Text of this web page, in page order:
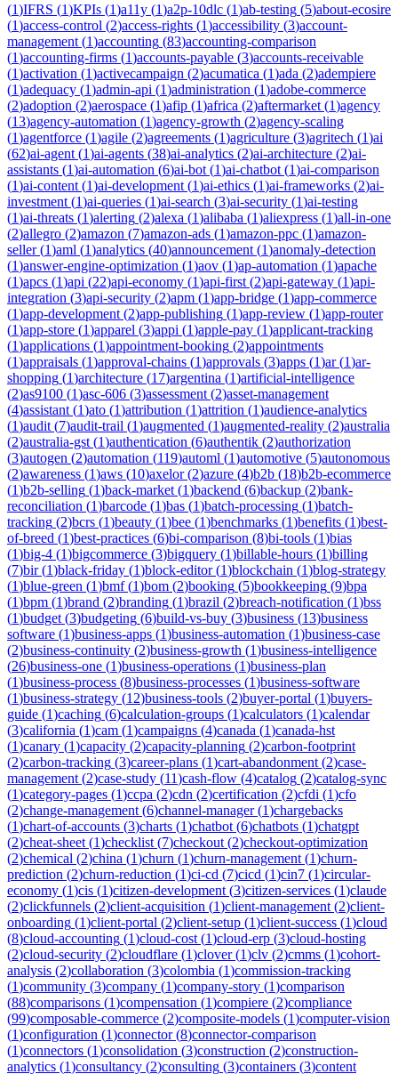
(1)IFRS (1)KPIs (1)a11y (1)a2p-10dlc (1)ab-testing (5)about-ecosire
(1)access-control (2)access-rights (1)accessibility (3)account-
management (1)accounting (83)accounting-comparison
(1)accounting-firms (1)accounts-payable (3)accounts-receivable
(1)activation (1)activecampaign (2)acumatica (1)ada (2)adempiere
(1)adequacy (1)admin-api (1)administration (1)adobe-commerce
(2)adoption (2)aerospace (1)afip (1)africa (2)aftermarket (1)agency
(13)agency-automation (1)agency-growth (2)agency-scaling
(1)agentforce (1)agile (2)agreements (1)agriculture (3)agritech (1)ai
(62)ai-agent (1)ai-agents (38)ai-analytics (2)ai-architecture (2)ai-
assistants (1)ai-automation (6)ai-bot (1)ai-chatbot (1)ai-comparison
(1)ai-content (1)ai-development (1)ai-ethics (1)ai-frameworks (2)ai-
investment (1)ai-queries (1)ai-search (3)ai-security (1)ai-testing
(1)ai-threats (1)alerting (2)alexa (1)alibaba (1)aliexpress (1)all-in-one
(2)allegro (2)amazon (7)amazon-ads (1)amazon-ppc (1)amazon-
seller(1)aml (1)analytics (40)announcement (1)anomaly-detection
(1)answer-engine-optimization (1)aov (1)ap-automation (1)apache
(1)apcs (1)api (22)api-economy (1)api-first (2)api-gateway (1)api-
integration (3)api-security (2)apm (1)app-bridge (1)app-commerce
(1)app-development (2)app-publishing (1)app-review (1)app-router
(1)app-store (1)apparel (3)appi (1)apple-pay (1)applicant-tracking
(1)applications (1)appointment-booking (2)appointments
(1)appraisals (1)approval-chains (1)approvals (3)apps (1)ar(1)ar-
shopping (1)architecture (17)argentina (1)artificial-intelligence
(2)as9100 (1)asc-606 (3)assessment (2)asset-management
(4)assistant (1)ato (1)attribution (1)attrition (1)audience-analytics
(1)audit (7)audit-trail (1)augmented (1)augmented-reality (2)australia
(2)australia-gst (1)authentication (6)authentik (2)authorization
(3)autogen (2)automation (119)automl (1)automotive (5)autonomous
(2)awareness (1)aws (10)axelor(2)azure (4)b2b (18)b2b-ecommerce
(1)b2b-selling (1)back-market (1)backend (6)backup (2)bank-
reconciliation (1)barcode (1)bas (1)batch-processing (1)batch-
tracking (2)bcrs (1)beauty (1)bee (1)benchmarks (1)benefits (1)best-
of-breed (1)best-practices (6)bi-comparison (8)bi-tools (1)bias
(1)big-4 (1)bigcommerce (3)bigquery (1)billable-hours (1)billing
(7)bir(1)black-friday (1)block-editor(1)blockchain (1)blog-strategy
(1)blue-green (1)bmf(1)bom (2)booking (5)bookkeeping (9)bpa
(1)bpm (1)brand (2)branding (1)brazil (2)breach-notification (1)bss
(1)budget (3)budgeting (6)build-vs-buy (3)business (13)business
software (1)business-apps (1)business-automation (1)business-case
(2)business-continuity (2)business-growth (1)business-intelligence
(26)business-one (1)business-operations (1)business-plan
(1)business-process (8)business-processes (1)business-software
(1)business-strategy (12)business-tools (2)buyer-portal (1)buyers-
guide (1)caching (6)calculation-groups (1)calculators (1)calendar
(3)california (1)cam (1)campaigns (4)canada (1)canada-hst
(1)canary (1)capacity (2)capacity-planning (2)carbon-footprint
(2)carbon-tracking (3)career-plans (1)cart-abandonment (2)case-
management (2)case-study (11)cash-flow (4)catalog (2)catalog-sync
(1)category-pages (1)ccpa (2)cdn (2)certification (2)cfdi (1)cfo
(2)change-management (6)channel-manager(1)chargebacks
(1)chart-of-accounts (3)charts (1)chatbot (6)chatbots (1)chatgpt
(2)cheat-sheet (1)checklist (7)checkout (2)checkout-optimization
(2)chemical (2)china (1)churn (1)churn-management (1)churn-
prediction (2)churn-reduction (1)ci-cd (7)cicd (1)cin7 (1)circular-
economy (1)cis (1)citizen-development (3)citizen-services (1)claude
(2)clickfunnels (2)client-acquisition (1)client-management (2)client-
onboarding (1)client-portal (2)client-setup (1)client-success (1)cloud
(8)cloud-accounting (1)cloud-cost (1)cloud-erp (3)cloud-hosting
(2)cloud-security (2)cloudflare (1)clover(1)clv (2)cmms (1)cohort-
analysis (2)collaboration (3)colombia (1)commission-tracking
(1)community (3)company (1)company-story (1)comparison
(88)comparisons (1)compensation (1)compiere (2)compliance
(99)composable-commerce (2)composite-models (1)computer-vision
(1)configuration (1)connector(8)connector-comparison
(1)connectors (1)consolidation (3)construction (2)construction-
analytics (1)consultancy (2)consulting (3)containers (3)content